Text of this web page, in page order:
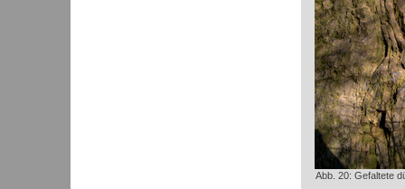
Abb. 20: Gefaltete